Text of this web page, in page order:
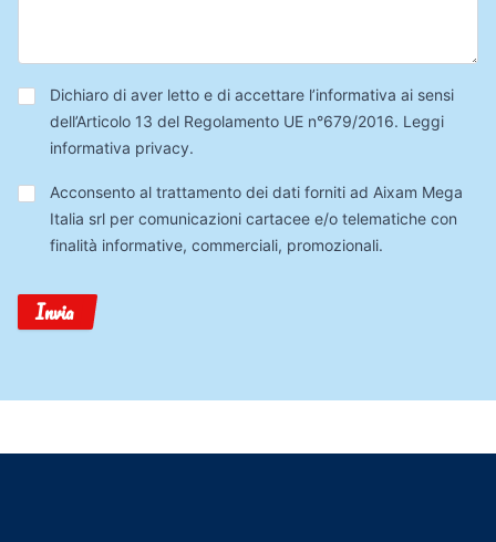
Privacy*
Dichiaro di aver letto e di accettare l’informativa ai sensi
dell’Articolo 13 del Regolamento UE n°679/2016. Leggi
informativa privacy.
Trattamento
Dati
Acconsento al trattamento dei dati forniti ad Aixam Mega
Italia srl per comunicazioni cartacee e/o telematiche con
finalità informative, commerciali, promozionali.
Invia